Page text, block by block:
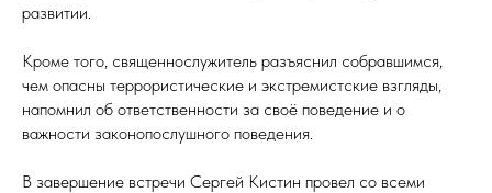
развитии.
Кроме того, священнослужитель разъяснил собравшимся,
чем опасны террористические и экстремистские взгляды,
напомнил об ответственности за своё поведение и о
важности законопослушного поведения.
В завершение встречи Сергей Кистин провел со всеми